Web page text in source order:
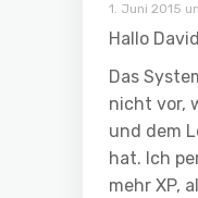
1. Juni 2015
Hallo
Das
nicht vor,
und dem
hat. Ich
mehr XP,